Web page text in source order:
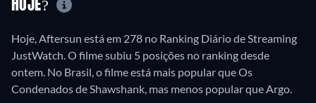
HOJE?
Hoje, Aftersun está em 278 no Ranking Diário de Streaming
JustWatch. O filme subiu 5 posições no ranking desde
ontem. No Brasil, o filme está mais popular que Os
Condenados de Shawshank, mas menos popular que Argo.